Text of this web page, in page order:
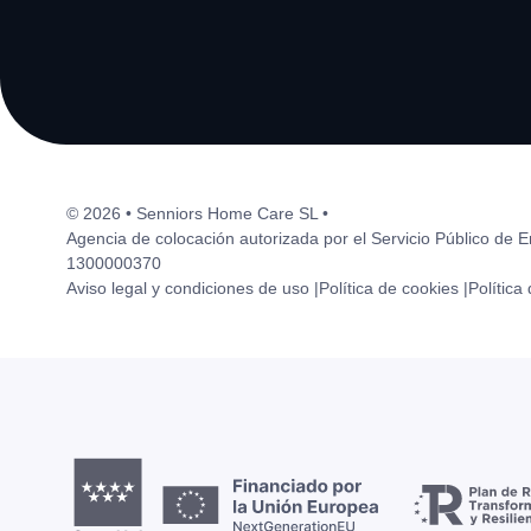
© 2026 • Senniors Home Care SL •
Agencia de colocación autorizada por el Servicio Público de
1300000370
Aviso legal y condiciones de uso |Política de cookies |Política